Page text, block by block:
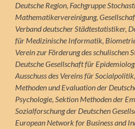
Deutsche Region, Fachgruppe
Mathematikervereinigung,
Verband deutscher Städtestatistiker,
für Medizinische Informatik,
Verein zur Förderung des schulischen
Deutsche Gesellschaft für
Ausschuss des Vereins für
Methoden und Evaluation der
Psychologie, Sektion Methoden der
Sozialforschung der Deutschen
European Network for Business and